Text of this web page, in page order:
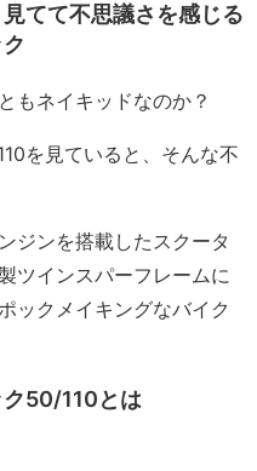
てて不思議さを感じる
もネイキッドなのか？
を見ていると、そんな不
ジンを搭載したスクータ
ツインスパーフレームに
ックメイキングなバイク
ク50/110とは